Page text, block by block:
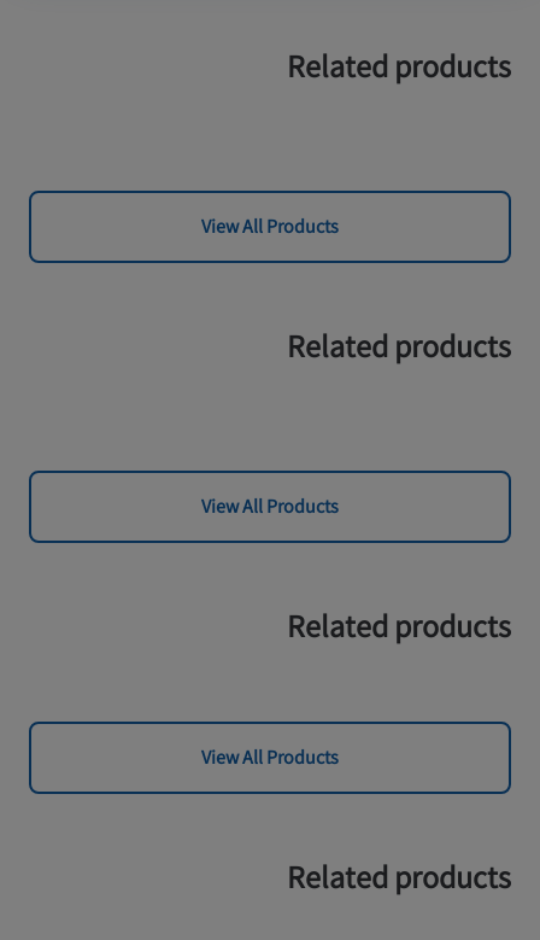
Related products
View All Products
Related products
View All Products
Related products
View All Products
Related products